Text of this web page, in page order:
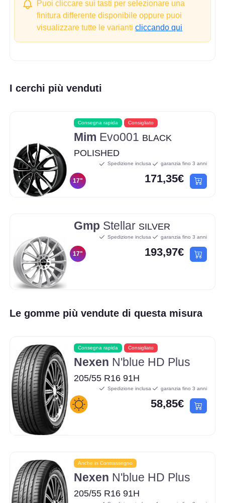
Puoi cliccare sui tasti per selezionare una
finitura differente disponibile oppure puoi
visualizzare tutte le varianticliccando qui
I cerchi più venduti
Consegna rapida Consigliato
Mim Evo001 BLACK
POLISHED
17"
Spedizione inclusa garanzia fino 3 anni
171,35€
Gmp Stellar SILVER
17"
Spedizione inclusa garanzia fino 3 anni
193,97€
Le gomme più vendute di questa misura
Consegna rapida Consigliato
Nexen N'blue HD Plus
205/55 R16 91H
Spedizione inclusa garanzia fino 3 anni
58,85€
Anche in Contrassegno
Nexen N'blue HD Plus
205/55 R16 91H